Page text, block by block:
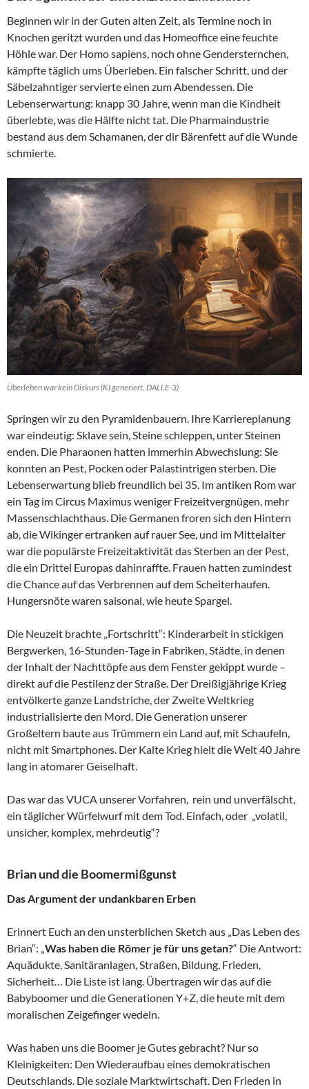
Beginnen wir in der Guten alten Zeit, als Termine noch in
Knochen geritzt wurden und das Homeoffice eine feuchte
Höhle war. Der Homo sapiens, noch ohne Gendersternchen,
kämpfte täglich ums Überleben. Ein falscher Schritt, und der
Säbelzahntiger servierte einen zum Abendessen. Die
Lebenserwartung: knapp 30 Jahre, wenn man die Kindheit
überlebte, was die Hälfte nicht tat. Die Pharmaindustrie
bestand aus dem Schamanen, der dir Bärenfett auf die Wunde
schmierte.
Überleben war kein Diskurs (KI generiert, DALLE-3)
Springen wir zu den Pyramidenbauern. Ihre Karriereplanung
war eindeutig: Sklave sein, Steine schleppen, unter Steinen
enden. Die Pharaonen hatten immerhin Abwechslung: Sie
konnten an Pest, Pocken oder Palastintrigen sterben. Die
Lebenserwartung blieb freundlich bei 35. Im antiken Rom war
ein Tag im Circus Maximus weniger Freizeitvergnügen, mehr
Massenschlachthaus. Die Germanen froren sich den Hintern
ab, die Wikinger ertranken auf rauer See, und im Mittelalter
war die populärste Freizeitaktivität das Sterben an der Pest,
die ein Drittel Europas dahinraffte. Frauen hatten zumindest
die Chance auf das Verbrennen auf dem Scheiterhaufen.
Hungersnöte waren saisonal, wie heute Spargel.
Die Neuzeit brachte „Fortschritt“: Kinderarbeit in stickigen
Bergwerken, 16-Stunden-Tage in Fabriken, Städte, in denen
der Inhalt der Nachttöpfe aus dem Fenster gekippt wurde –
direkt auf die Pestilenz der Straße. Der Dreißigjährige Krieg
entvölkerte ganze Landstriche, der Zweite Weltkrieg
industrialisierte den Mord. Die Generation unserer
Großeltern baute aus Trümmern ein Land auf, mit Schaufeln,
nicht mit Smartphones. Der Kalte Krieg hielt die Welt 40 Jahre
lang in atomarer Geiselhaft.
Das war das VUCA unserer Vorfahren, rein und unverfälscht,
ein täglicher Würfelwurf mit dem Tod. Einfach, oder „volatil,
unsicher, komplex, mehrdeutig“?
Brian und die Boomermißgunst
Das Argument der undankbaren Erben
Erinnert Euch an den unsterblichen Sketch aus „Das Leben des
Brian“: „ Was haben die Römer je für uns getan?“ Die Antwort:
Aquädukte, Sanitäranlagen, Straßen, Bildung, Frieden,
Sicherheit… Die Liste ist lang. Übertragen wir das auf die
Babyboomer und die Generationen Y+Z, die heute mit dem
moralischen Zeigefinger wedeln.
Was haben uns die Boomer je Gutes gebracht? Nur so
Kleinigkeiten: Den Wiederaufbau eines demokratischen
Deutschlands. Die soziale Marktwirtschaft. Den Frieden in